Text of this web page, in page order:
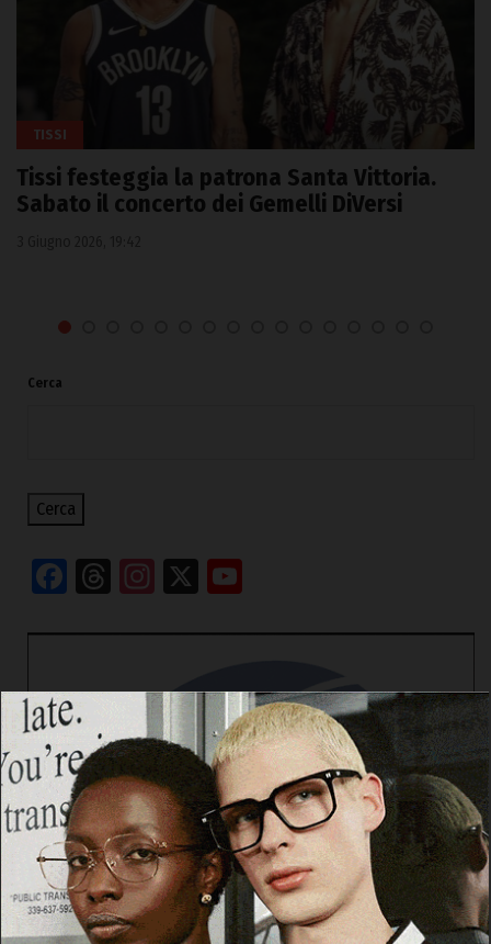
TISSI
Tissi festeggia la patrona Santa Vittoria.
Sabato il concerto dei Gemelli DiVersi
Cerca
Cerca
Facebook
Threads
Instagram
X